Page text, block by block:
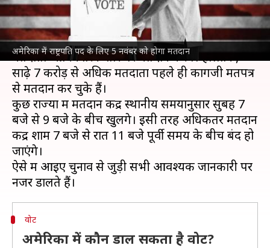
अमेरिका में राष्ट्रपति पद के लिए 5 नवंबर को होगा मतदान
क्या है खबर?
अमेरिकामेंराष्ट्रपति चुनावके लिए मंगलवार (5 नवंबर) को
मतदाता आधिकारिक तौर पर मतदान करेंगे। हालांकि,
साढ़े 7 करोड़ से अधिक मतदाता पहले ही कागजी मतपत्र
से मतदान कर चुके हैं।
कुछ राज्यों में मतदान केंद्र स्थानीय समयानुसार सुबह 7
बजे से 9 बजे के बीच खुलेंगे। इसी तरह अधिकतर मतदान
केंद्र शाम 7 बजे से रात 11 बजे पूर्वी समय के बीच बंद हो
जाएंगे।
ऐसे में आइए चुनाव से जुड़ी सभी आवश्यक जानकारी पर
वोट
अमेरिका में कौन डाल सकता है वोट?